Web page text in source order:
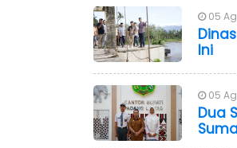
05 Agt
Ini
05
Dua